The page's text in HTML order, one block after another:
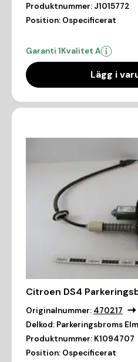
Produktnummer: J1015772
Position: Ospecificerat
Garanti 1Kvalitet A
Lägg i
Citroen DS4
Originalnummer: 470217
Delkod: Parkeringsbroms
Produktnummer: K1094707
Position: Ospecificerat